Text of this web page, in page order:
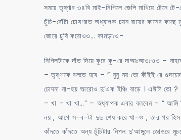
সময়ে তৃষ্ণার ৩৪বি মাই-নিপিলে জেলি মাখিয়ে টেনে
চুঁচি-বোঁটা চোষণরত অধ্যাপক চয়ন রায়ের কানের
জোরে চুষি করোওও… কামড়াঃও-
নিপিলটাকে দাঁত দিয়ে কুরে কু-রে দাআঃআওঃওও –
– তৃষ্ণাকে বলতে হবে – ” নুনু নয় তো কীইই রে
চোদনা না-হয় আরোও দু’এক ইঞ্চি বাড়ে । এঈঈ তো ?
– খা – খা খা…” – অধ্যাপক এবার বলবেন – ” আমি
নয় , আগে স-ব-টা দুদু শেষ করে খা-ও , তার পর হিস
কাঁদতে কাঁদতে অন্য চুঁচিটার নিপল দু’আঙ্গুলে জোওরে